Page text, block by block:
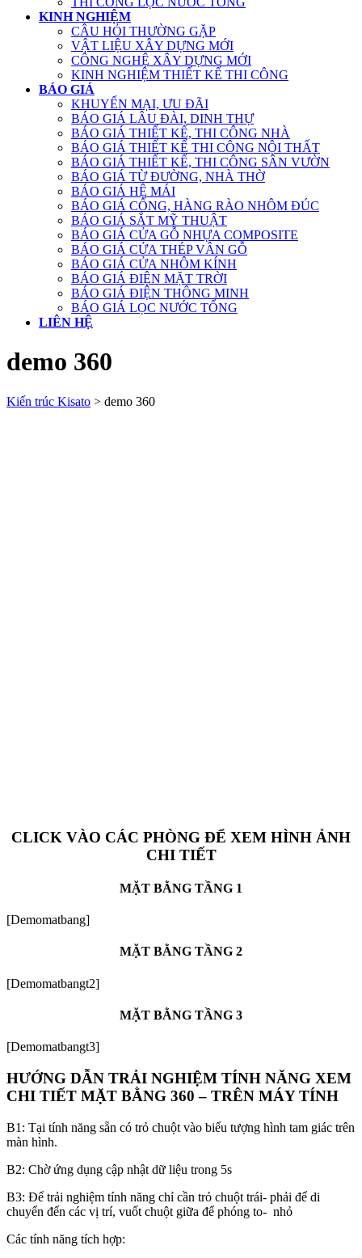
KINH NGHIỆM
CÂU HỎI THƯỜNG GẶP
VẬT LIỆU XÂY DỰNG MỚI
CÔNG NGHỆ XÂY DỰNG MỚI
KINH NGHIỆM THIẾT KẾ THI CÔNG
BÁO GIÁ
KHUYẾN MẠI, ƯU ĐÃI
BÁO GIÁ LÂU ĐÀI, DINH THỰ
BÁO GIÁ THIẾT KẾ, THI CÔNG NHÀ
BÁO GIÁ THIẾT KẾ THI CÔNG NỘI THẤT
BÁO GIÁ THIẾT KẾ, THI CÔNG SÂN VƯỜN
BÁO GIÁ TỪ ĐƯỜNG, NHÀ THỜ
BÁO GIÁ HỆ MÁI
BÁO GIÁ CỔNG, HÀNG RÀO NHÔM ĐÚC
BÁO GIÁ SẮT MỸ THUẬT
BÁO GIÁ CỬA GỖ NHỰA COMPOSITE
BÁO GIÁ CỬA THÉP VÂN GỖ
BÁO GIÁ CỬA NHÔM KÍNH
BÁO GIÁ ĐIỆN MẶT TRỜI
BÁO GIÁ ĐIỆN THÔNG MINH
BÁO GIÁ LỌC NƯỚC TỔNG
LIÊN HỆ
demo 360
Kiến trúc Kisato > demo 360
CLICK VÀO CÁC PHÒNG ĐỂ XEM HÌNH ẢNH
CHI TIẾT
MẶT BẰNG TẦNG 1
[Demomatbang]
MẶT BẰNG TẦNG 2
[Demomatbangt2]
MẶT BẰNG TẦNG 3
[Demomatbangt3]
HƯỚNG DẪN TRẢI NGHIỆM TÍNH NĂNG XEM
CHI TIẾT MẶT BẰNG 360 – TRÊN MÁY TÍNH
B1: Tại tính năng sẵn có trỏ chuột vào biểu tượng hình tam giác trên
màn hình.
B2: Chờ ứng dụng cập nhật dữ liệu trong 5s
B3: Để trải nghiệm tính năng chỉ cần trỏ chuột trái- phải để di
chuyển đến các vị trí, vuốt chuột giữa để phóng to- nhỏ
Các tính năng tích hợp: